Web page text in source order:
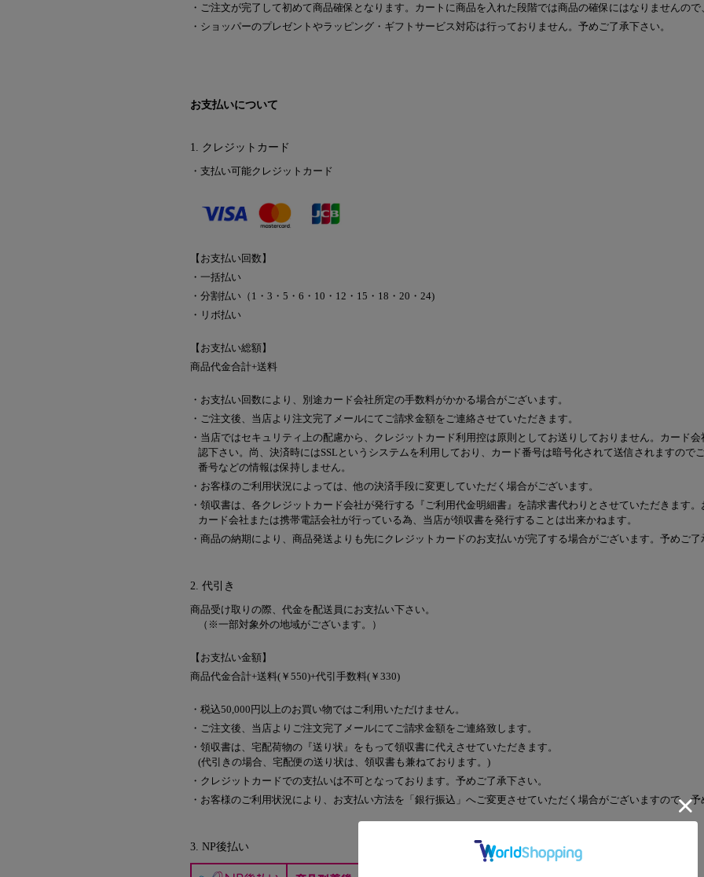
・ご注文が完了して初めて商品確保となります。カートに商品を入れた段階では商品の確保にはなりませんので
・ショッパーのプレゼントやラッピング・ギフトサービス対応は行っておりません。予めご了承下さい。
お支払いについて
1. クレジットカード
・支払い可能クレジットカード
【お支払い回数】
・一括払い
・分割払い（1・3・5・6・10・12・15・18・20・24)
・リボ払い
【お支払い総額】
商品代金合計+送料
・お支払い回数により、別途カード会社所定の手数料がかかる場合がございます。
・ご注文後、当店より注文完了メールにてご請求金額をご連絡させていただきます。
・当店ではセキュリティ上の配慮から、クレジットカード利用控は原則としてお送りしておりません。カード
認下さい。尚、決済時にはSSLというシステムを利用しており、カード番号は暗号化されて送信されますので
番号などの情報は保持しません。
・お客様のご利用状況によっては、他の決済手段に変更していただく場合がございます。
・領収書は、各クレジットカード会社が発行する『ご利用代金明細書』を請求書代わりとさせていただきます
カード会社または携帯電話会社が行っている為、当店が領収書を発行することは出来かねます。
・商品の納期により、商品発送よりも先にクレジットカードのお支払いが完了する場合がございます。予めご了
2. 代引き
商品受け取りの際、代金を配送員にお支払い下さい。
（※一部対象外の地域がございます。）
【お支払い金額】
商品代金合計+送料(￥550)+代引手数料(￥330)
・税込50,000円以上のお買い物ではご利用いただけません。
・ご注文後、当店よりご注文完了メールにてご請求金額をご連絡致します。
・領収書は、宅配荷物の『送り状』をもって領収書に代えさせていただきます。
(代引きの場合、宅配便の送り状は、領収書も兼ねております。)
・クレジットカードでの支払いは不可となっております。予めご了承下さい。
・お客様のご利用状況により、お支払い方法を「銀行振込」へご変更させていただく場合がございますので、予
3. NP後払い